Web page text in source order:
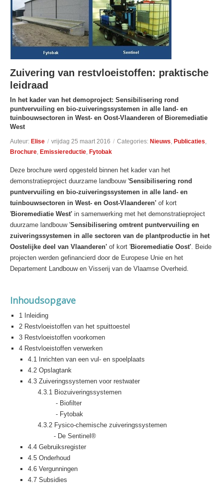
Zuivering van restvloeistoffen: praktische
leidraad
In het kader van het demoproject: Sensibilisering rond
puntvervuiling en bio-zuiveringssystemen in alle land- en
tuinbouwsectoren in West- en Oost-Vlaanderen of Bioremediatie
West
Auteur: Elise / vrijdag 25 maart 2016 / Categories: Nieuws, Publicaties,
Brochure, Emissiereductie, Fytobak
Deze brochure werd opgesteld binnen het kader van het
demonstratieproject duurzame landbouw 'Sensibilisering rond
puntvervuiling en bio-zuiveringssystemen in alle land- en
tuinbouwsectoren in West- en Oost-Vlaanderen' of kort
'Bioremediatie West' in samenwerking met het demonstratieproject
duurzame landbouw 'Sensibilisering omtrent puntvervuiling en
zuiveringssystemen in alle sectoren van de plantproductie in het
Oostelijke deel van Vlaanderen' of kort 'Bioremediatie Oost'. Beide
projecten werden gefinancierd door de Europese Unie en het
Departement Landbouw en Visserij van de Vlaamse Overheid.
Inhoudsopgave
1 Inleiding
2 Restvloeistoffen van het spuittoestel
3 Restvloeistoffen voorkomen
4 Restvloeistoffen verwerken
4.1 Inrichten van een vul- en spoelplaats
4.2 Opslagtank
4.3 Zuiveringssystemen voor restwater
4.3.1 Biozuiveringssystemen
- Biofilter
- Fytobak
4.3.2 Fysico-chemische zuiveringssystemen
- De Sentinel®
4.4 Gebruiksregister
4.5 Onderhoud
4.6 Vergunningen
4.7 Subsidies